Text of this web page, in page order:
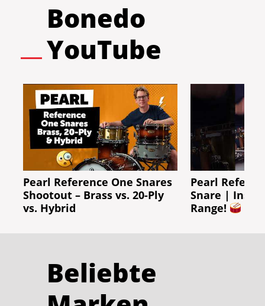
Bonedo
YouTube
Pearl Reference One Snares
Shootout – Brass vs. 20-Ply
vs. Hybrid
Pearl
Snare |
Range!
Beliebte